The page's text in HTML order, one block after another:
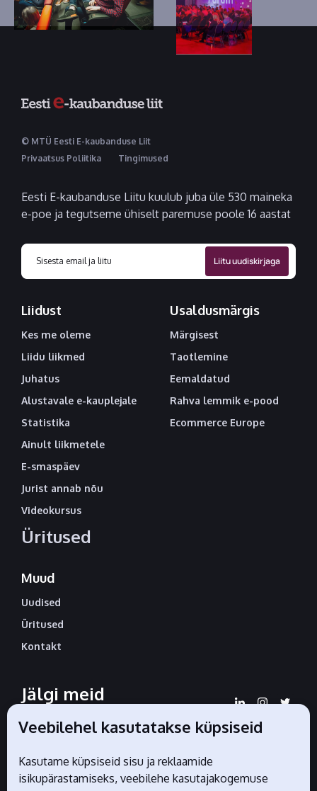
© MTÜ Eesti E-kaubanduse Liit
Privaatsus Poliitika
Tingimused
Eesti E-kaubanduse Liitu kuulub juba üle 530 maineka
e-poe ja tegutseme ühiselt paremuse poole 16 aastat
Liidust
Kes me oleme
Liidu liikmed
Juhatus
Alustavale e-kauplejale
Statistika
Ainult liikmetele
E-smaspäev
Jurist annab nõu
Videokursus
Üritused
Usaldusmärgis
Märgisest
Taotlemine
Eemaldatud
Rahva lemmik e-pood
Ecommerce Europe
Muud
Uudised
Üritused
Kontakt
Jälgi meid
sotsiaalmeedias
Liidu ametlikud partnerid
Veebilehel kasutatakse küpsiseid
Kasutame küpsiseid sisu ja reklaamide
isikupärastamiseks, veebilehe kasutajakogemuse